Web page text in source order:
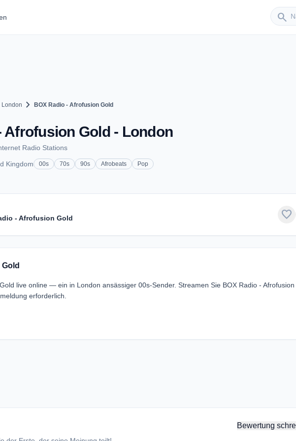
search
Sender
London chevron_right BOX Radio - Afrofusion Gold
Afrofusion Gold - London
Radio Stations
Kingdom 00s 70s 90s Afrobeats Pop
- Afrofusion Gold favorite
live online — ein in London ansässiger 00s-Sender. Streamen Sie BOX Radio - Afrofusion
erforderlich.
Bewertung